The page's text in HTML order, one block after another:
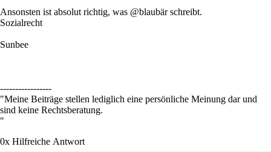
Ansonsten ist absolut richtig, was @blaubär schreibt.
Sozialrecht
Sunbee
-----------------
"Meine Beiträge stellen lediglich eine persönliche Meinung dar und
sind keine Rechtsberatung.
"
0x Hilfreiche Antwort